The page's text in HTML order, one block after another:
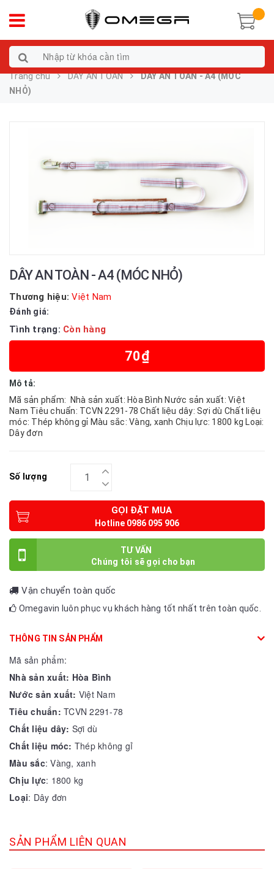
Trang chủ DÂY AN TOÀN
DÂY AN TOÀN - A4 (MÓC
NHỎ)
DÂY AN TOÀN - A4 (MÓC NHỎ)
Thương hiệu: Việt Nam
Đánh giá:
Tình trạng: Còn hàng
70₫
Mô tả:
Mã sản phẩm: Nhà sản xuất: Hòa Bình Nước sản xuất: Việt
Nam Tiêu chuẩn: TCVN 2291-78 Chất liệu dây: Sợi dù Chất liệu
móc: Thép không gỉ Màu sắc: Vàng, xanh Chịu lực: 1800 kg Loại:
Dây đơn
Số lượng
GỌI ĐẶT MUA
TƯ VẤN
Vận chuyển toàn quốc
Omegavin luôn phục vụ khách hàng tốt nhất trên toàn quốc.
THÔNG TIN SẢN PHẨM
Mã sản phẩm:
Nhà sản xuất: Hòa Bình
Nước sản xuất: Việt Nam
Tiêu chuẩn: TCVN 2291-78
Chất liệu dây: Sợi dù
Chất liệu móc: Thép không gỉ
Màu sắc: Vàng, xanh
Chịu lực: 1800 kg
Loại: Dây đơn
SẢN PHẨM LIÊN QUAN